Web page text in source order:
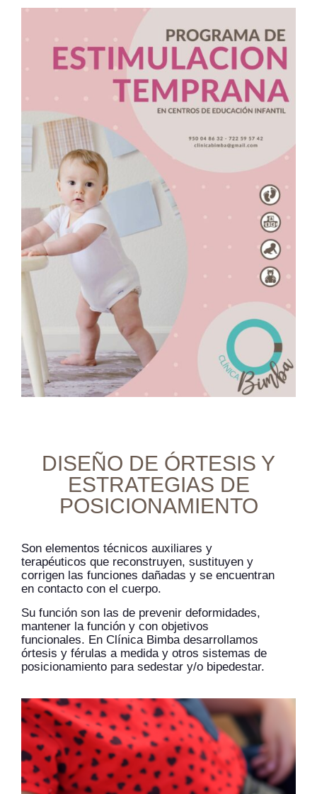
DISEÑO DE ÓRTESIS Y
ESTRATEGIAS DE
POSICIONAMIENTO
Son elementos técnicos auxiliares y
terapéuticos que reconstruyen, sustituyen y
corrigen las funciones dañadas y se encuentran
en contacto con el cuerpo.
Su función son las de prevenir deformidades,
mantener la función y con objetivos
funcionales. En Clínica Bimba desarrollamos
órtesis y férulas a medida y otros sistemas de
posicionamiento para sedestar y/o bipedestar.